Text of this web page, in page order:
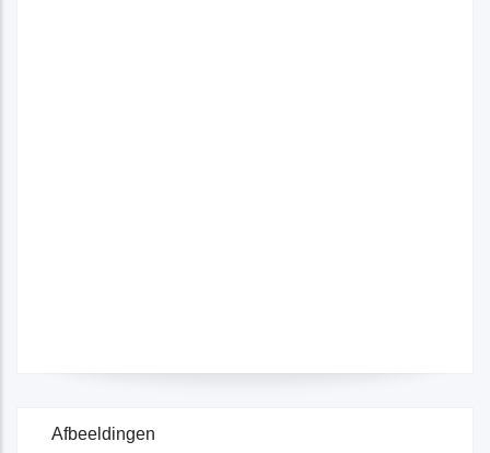
Afbeeldingen